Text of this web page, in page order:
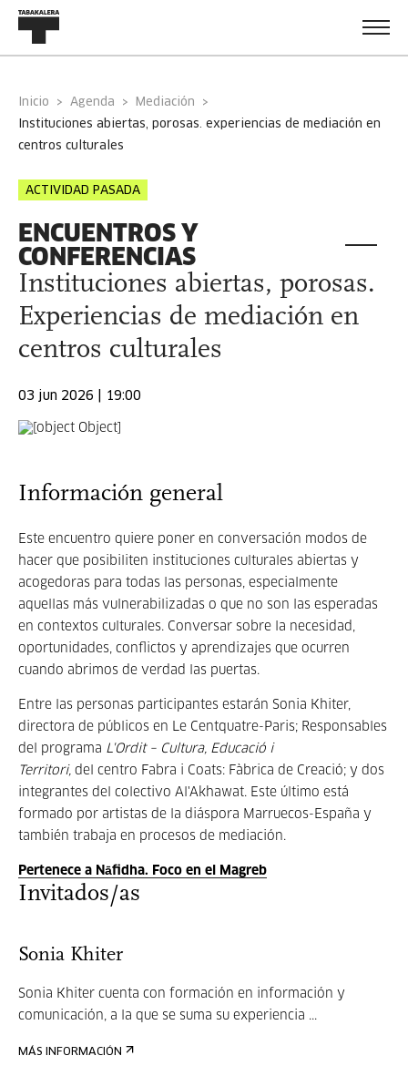
Inicio Agenda
Mediación
centros culturales
ACTIVIDAD PASADA
ENCUENTROS Y
CONFERENCIAS
Instituciones abiertas, porosas.
Experiencias de mediación en
centros culturales
03 jun 2026 | 19:00
Información general
Este encuentro quiere poner en conversación modos de
hacer que posibiliten instituciones culturales abiertas y
acogedoras para todas las personas, especialmente
aquellas más vulnerabilizadas o que no son las esperadas
en contextos culturales. Conversar sobre la necesidad,
oportunidades, conflictos y aprendizajes que ocurren
cuando abrimos de verdad las puertas.
Entre las personas participantes estarán Sonia Khiter,
directora de públicos en Le Centquatre-Paris; Responsables
del programa L'Ordit – Cultura, Educació i
Territori, del centro Fabra i Coats: Fàbrica de Creació; y dos
integrantes del colectivo Al'Akhawat. Este último está
formado por artistas de la diáspora Marruecos-España y
también trabaja en procesos de mediación.
Pertenece a Nāfidha. Foco en el Magreb
Invitados/as
Sonia Khiter
Sonia Khiter cuenta con formación en información y
comunicación, a la que se suma su experiencia ...
MÁS INFORMACIÓN